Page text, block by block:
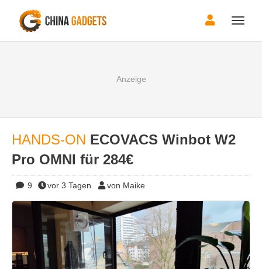
Toggle
HANDS-ON ECOVACS Winbot W2
Pro OMNI für 284€
9 vor 3 Tagen von Maike